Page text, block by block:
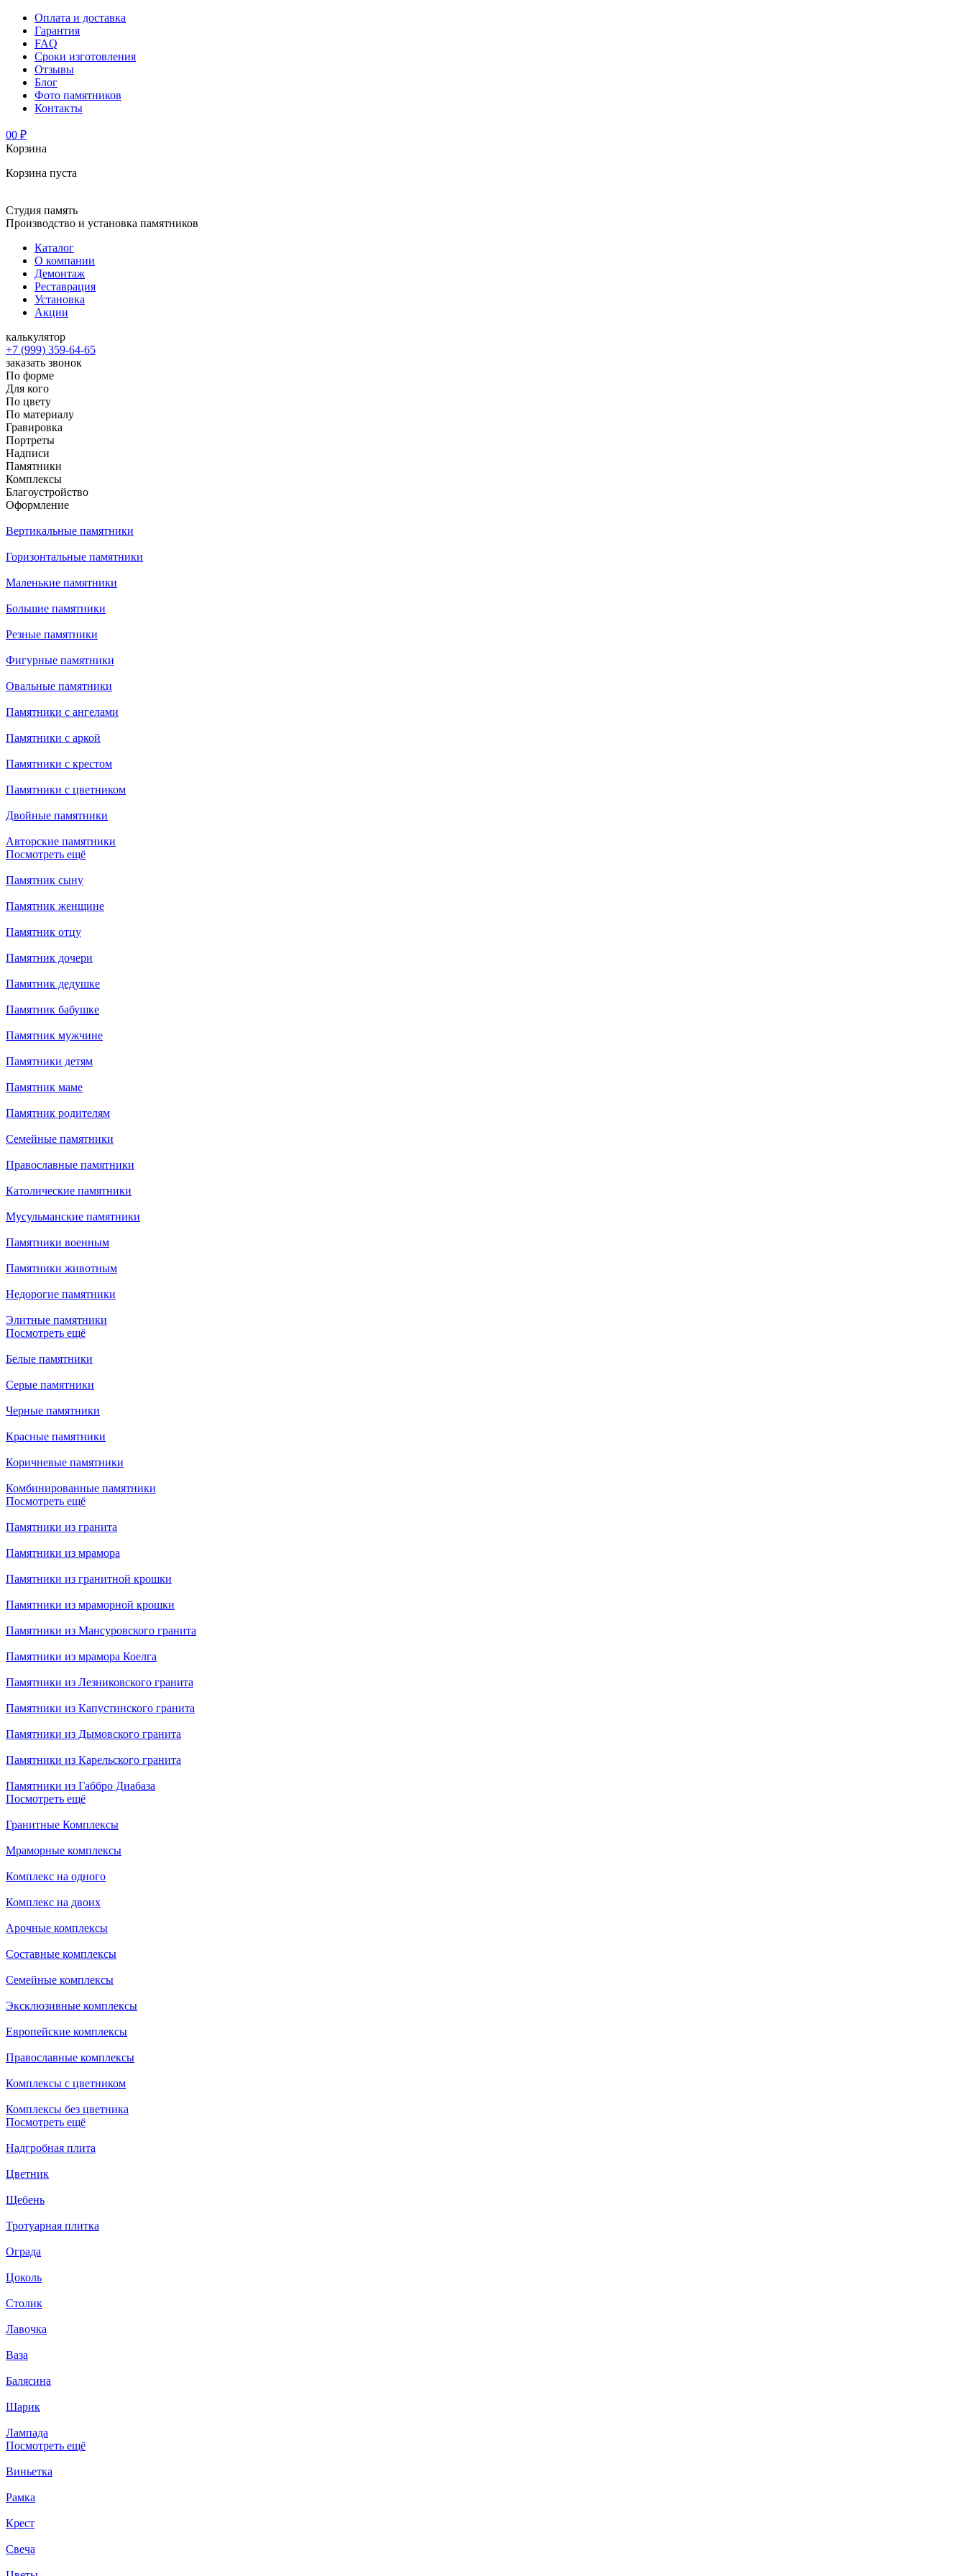
Оплата и доставка
Гарантия
FAQ
Сроки изготовления
Отзывы
Блог
Фото памятников
Контакты
00 ₽
Корзина
Корзина пуста
Студия память
Производство и установка памятников
Каталог
О компании
Демонтаж
Реставрация
Установка
Акции
калькулятор
+7 (999) 359-64-65
заказать звонок
По форме
Для кого
По цвету
По материалу
Гравировка
Портреты
Надписи
Памятники
Комплексы
Благоустройство
Оформление
Вертикальные памятники
Горизонтальные памятники
Маленькие памятники
Большие памятники
Резные памятники
Фигурные памятники
Овальные памятники
Памятники с ангелами
Памятники с аркой
Памятники с крестом
Памятники с цветником
Двойные памятники
Авторские памятники
Посмотреть ещё
Памятник сыну
Памятник женщине
Памятник отцу
Памятник дочери
Памятник дедушке
Памятник бабушке
Памятник мужчине
Памятники детям
Памятник маме
Памятник родителям
Семейные памятники
Православные памятники
Католические памятники
Мусульманские памятники
Памятники военным
Памятники животным
Недорогие памятники
Элитные памятники
Посмотреть ещё
Белые памятники
Серые памятники
Черные памятники
Красные памятники
Коричневые памятники
Комбинированные памятники
Посмотреть ещё
Памятники из гранита
Памятники из мрамора
Памятники из гранитной крошки
Памятники из мраморной крошки
Памятники из Мансуровского гранита
Памятники из мрамора Коелга
Памятники из Лезниковского гранита
Памятники из Капустинского гранита
Памятники из Дымовского гранита
Памятники из Карельского гранита
Памятники из Габбро Диабаза
Посмотреть ещё
Гранитные Комплексы
Мраморные комплексы
Комплекс на одного
Комплекс на двоих
Арочные комплексы
Составные комплексы
Семейные комплексы
Эксклюзивные комплексы
Европейские комплексы
Православные комплексы
Комплексы с цветником
Комплексы без цветника
Посмотреть ещё
Надгробная плита
Цветник
Щебень
Тротуарная плитка
Ограда
Цоколь
Столик
Лавочка
Ваза
Балясина
Шарик
Лампада
Посмотреть ещё
Виньетка
Рамка
Крест
Свеча